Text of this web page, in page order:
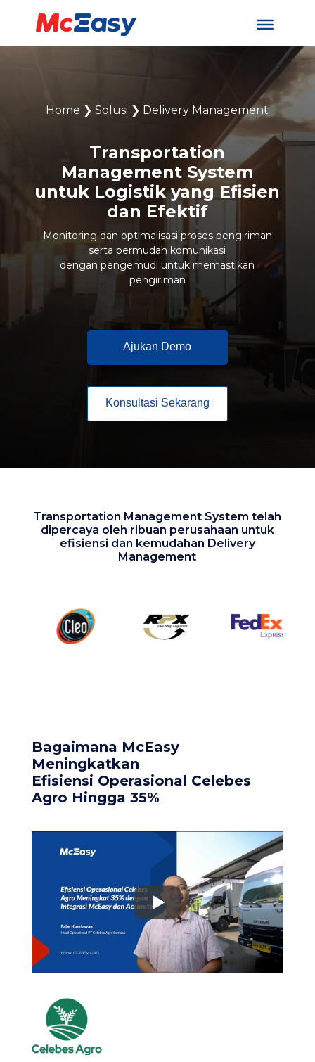
Home ❯Solusi ❯ Delivery Management
Transportation
Management System
untuk Logistik yang Efisien
dan Efektif
Monitoring dan optimalisasi proses pengiriman
serta permudah komunikasi
dengan pengemudi untuk memastikan
pengiriman​
Ajukan Demo
Konsultasi Sekarang
Transportation Management System telah
dipercaya oleh ribuan perusahaan untuk
efisiensi dan kemudahan Delivery
Management
Bagaimana McEasy
Meningkatkan
Efisiensi Operasional Celebes
Agro Hingga 35%